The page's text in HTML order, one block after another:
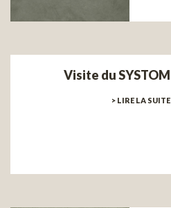
Visite du SYSTOM
> LIRE LA SUITE